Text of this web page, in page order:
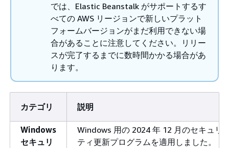
では、Elastic Beanstalk がサポートするす
べての AWS リージョンで新しいプラット
フォームバージョンがまだ利用できない場
合があることに注意してください。リリー
スが完了するまでに数時間かかる場合があ
ります。
カテゴリ 説明
Windows
セキュリ
Windows 用の 2024 年 12 月のセキュリ
ティ更新プログラムを適用しました。